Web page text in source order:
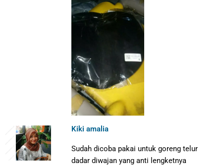
Kiki amalia
Sudah dicoba pakai untuk goreng telur
dadar diwajan yang anti lengketnya